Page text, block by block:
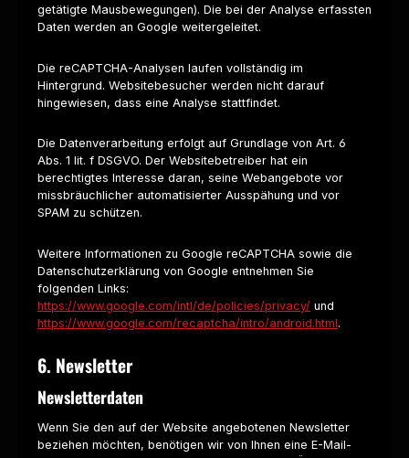
getätigte Mausbewegungen). Die bei der Analyse erfassten
Daten werden an Google weitergeleitet.
Die reCAPTCHA-Analysen laufen vollständig im
Hintergrund. Websitebesucher werden nicht darauf
hingewiesen, dass eine Analyse stattfindet.
Die Datenverarbeitung erfolgt auf Grundlage von Art. 6
Abs. 1 lit. f DSGVO. Der Websitebetreiber hat ein
berechtigtes Interesse daran, seine Webangebote vor
missbräuchlicher automatisierter Ausspähung und vor
SPAM zu schützen.
Weitere Informationen zu Google reCAPTCHA sowie die
Datenschutzerklärung von Google entnehmen Sie
folgenden Links:
https://www.google.com/intl/de/policies/privacy/ und
https://www.google.com/recaptcha/intro/android.html.
6. Newsletter
Newsletterdaten
Wenn Sie den auf der Website angebotenen Newsletter
beziehen möchten, benötigen wir von Ihnen eine E-Mail-